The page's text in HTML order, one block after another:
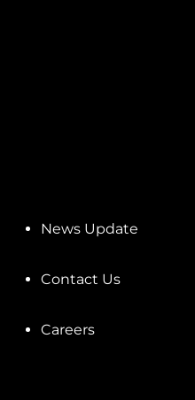
News Update
Contact Us
Careers